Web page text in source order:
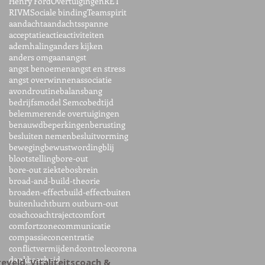
RIVMSociale bindingTeamspirit
aandachtaandachtsspanne
acceptatieactieactiviteiten
ademhalinganders kijken
anders omgaanangst
angst benoemenangst en stress
angst overwinnenassociatie
avondroutinebalansbang
bedrijfsmodel Semcobedtijd
belemmerende overtuigingen
benauwdbeperkingenberusting
besluiten nemenbesluitvorming
bewegingbewustwordingblij
blootstellingbore-out
bore-out ziektebosbrein
broad-and-build-theorie
broaden-effectbuild-effectbuiten
buitenluchtburn outburn-out
coachcoachtrajectcomfort
comfortzonecommunicatie
compassieconcentratie
conflictvermijdendcontrolecorona
dankbaarheidVitaliteitscoach &